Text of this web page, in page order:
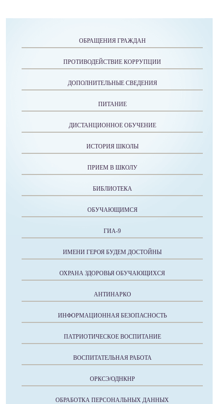
ОБРАЩЕНИЯ ГРАЖДАН
ПРОТИВОДЕЙСТВИЕ КОРРУПЦИИ
ДОПОЛНИТЕЛЬНЫЕ СВЕДЕНИЯ
ПИТАНИЕ
ДИСТАНЦИОННОЕ ОБУЧЕНИЕ
ИСТОРИЯ ШКОЛЫ
ПРИЕМ В ШКОЛУ
БИБЛИОТЕКА
ОБУЧАЮЩИМСЯ
ГИА-9
ИМЕНИ ГЕРОЯ БУДЕМ ДОСТОЙНЫ
ОХРАНА ЗДОРОВЬЯ ОБУЧАЮЩИХСЯ
АНТИНАРКО
ИНФОРМАЦИОННАЯ БЕЗОПАСНОСТЬ
ПАТРИОТИЧЕСКОЕ ВОСПИТАНИЕ
ВОСПИТАТЕЛЬНАЯ РАБОТА
ОРКСЭ/ОДНКНР
ОБРАБОТКА ПЕРСОНАЛЬНЫХ ДАННЫХ